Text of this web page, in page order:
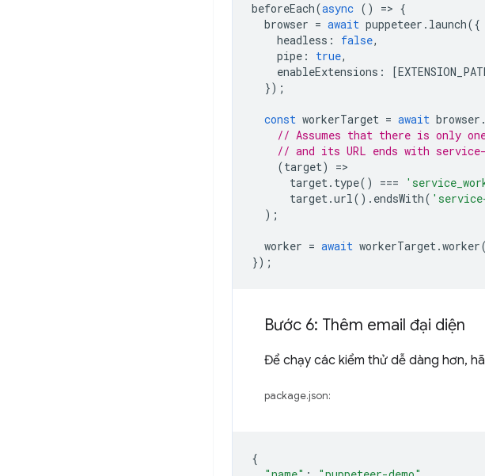
beforeEach(async () => {
browser = await puppeteer . launch({
headless : false,
pipe : true,
enableExtensions : [
});
const workerTarget = await browser .
// Assumes that there is only
// and its URL ends with
(target) =
target. type() ===
target.url(). endsWith(
);
worker = await workerTarget.worker
});
Bước 6: Thêm email đại diện
Để chạy các kiểm thử dễ dàng hơn,
package.json:
{